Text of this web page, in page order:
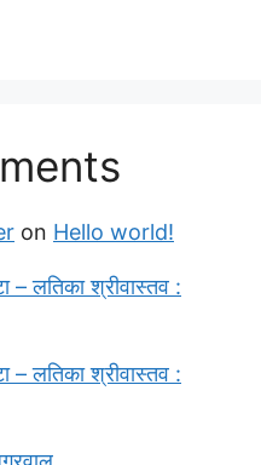
on Hello world!
– लतिका श्रीवास्तव :
– लतिका श्रीवास्तव :